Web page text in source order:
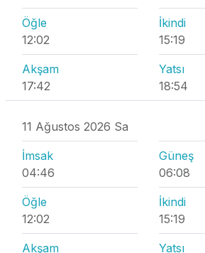
Öğle
12:02
İkindi
15:19
Akşam
17:42
Yatsı
18:54
11 Ağustos 2026 Sa
İmsak
04:46
Güneş
06:08
Öğle
12:02
İkindi
15:19
Akşam
Yatsı